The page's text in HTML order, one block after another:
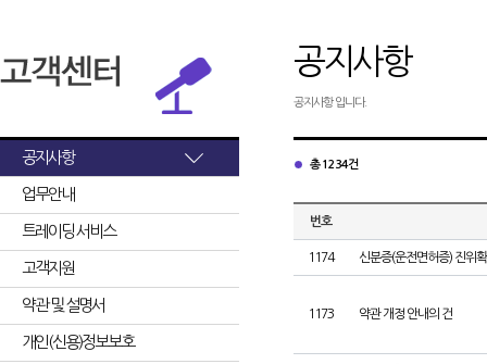
공지사항
업무안내
트레이딩 서비스
고객지원
약관 및 설명서
개인(신용)정보보호
공지사항
공지사항 입니다.
총 1234건
번호
1174 신분증(운전면허증) 진위
1173 약관 개정 안내의 건